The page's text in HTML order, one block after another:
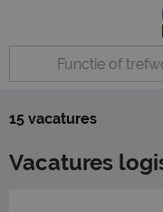
15 vacatures
Vacatures